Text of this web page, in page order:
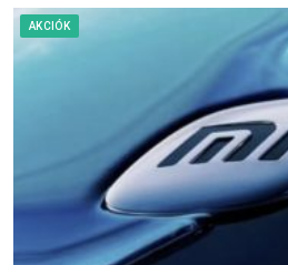
AKCIÓK